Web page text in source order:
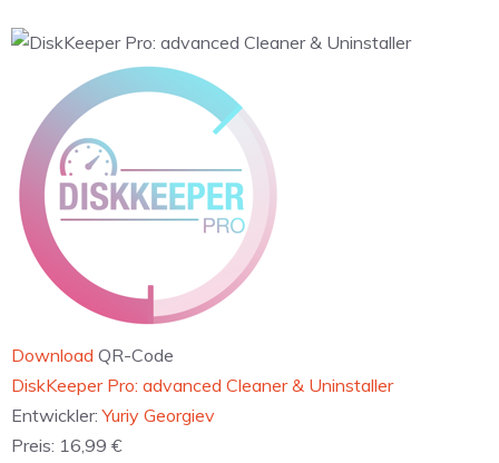
Download QR-Code
‎DiskKeeper Pro: advanced Cleaner & Uninstaller
Entwickler:Yuriy Georgiev
Preis: 16,99 €